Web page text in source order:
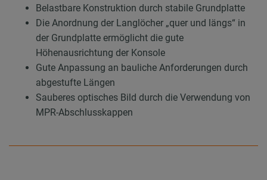
Belastbare Konstruktion durch stabile Grundplatte
Die Anordnung der Langlöcher „quer und längs“ in
der Grundplatte ermöglicht die gute
Höhenausrichtung der Konsole
Gute Anpassung an bauliche Anforderungen durch
abgestufte Längen
Sauberes optisches Bild durch die Verwendung von
MPR-Abschlusskappen